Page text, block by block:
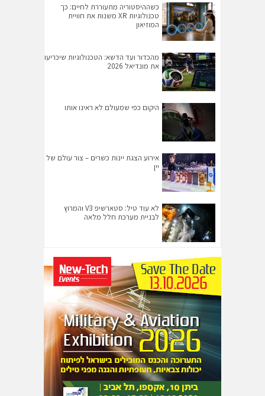
כשההיסטוריה מתעוררת לחיים: כך
טכנולוגיות XR משנות את חוויית
המוזיאון
מהכדור ועד הדשא: הטכנולוגיות שיכריעו
את מונדיאל 2026
היקום כפי שמעולם לא ראינו אותו
אירוע הצגת יינות כשרים – צור עולם של
יין
לא עוד טיל: סטארשיפ V3 והמרוץ
לבניית מערכת חלל מלאה